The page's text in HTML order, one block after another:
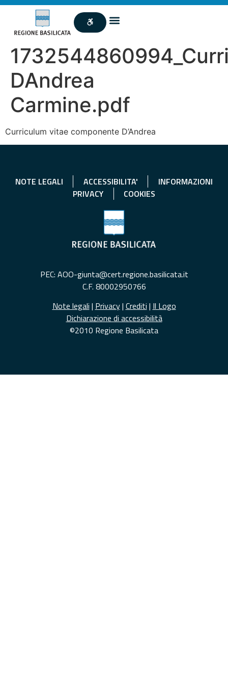
DAndrea
Carmine.pdf
Curriculum vitae componente D’Andrea
NOTE LEGALI ACCESSIBILITA'
INFORMAZIONI
PRIVACY
COOKIES
PEC: AOO-giunta@cert.regione.basilicata.it
C.F. 80002950766
Note legali | Privacy| Crediti | Il Logo
Dichiarazione di accessibilità
©2010 Regione Basilicata